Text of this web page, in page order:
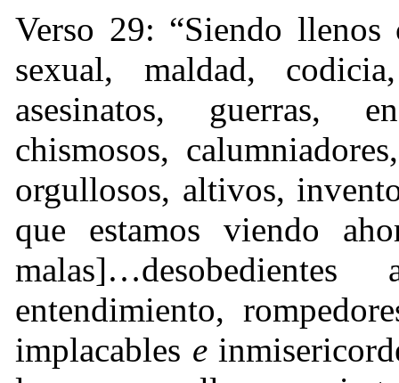
Verso 29: “Siendo
sexual, maldad,
asesinatos, guerras,
chismosos,
orgullosos, altivos,
que estamos viendo
entendimiento,
implacables e